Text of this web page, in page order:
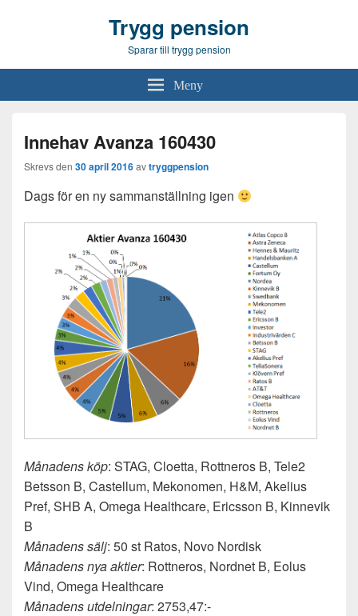
Trygg pension
Sparar till trygg pension
Meny
Innehav Avanza 160430
Skrevs den 30 april 2016avtryggpension
Dags för en ny sammanställning igen
Månadens köp: STAG, Cloetta, Rottneros B, Tele2
Betsson B, Castellum, Mekonomen, H&M, Akelius
Pref, SHB A, Omega Healthcare, Ericsson B, Kinnevik
B
Månadens sälj: 50 st Ratos, Novo Nordisk
Månadens nya aktier: Rottneros, Nordnet B, Eolus
Vind, Omega Healthcare
Månadens utdelningar: 2753,47:-